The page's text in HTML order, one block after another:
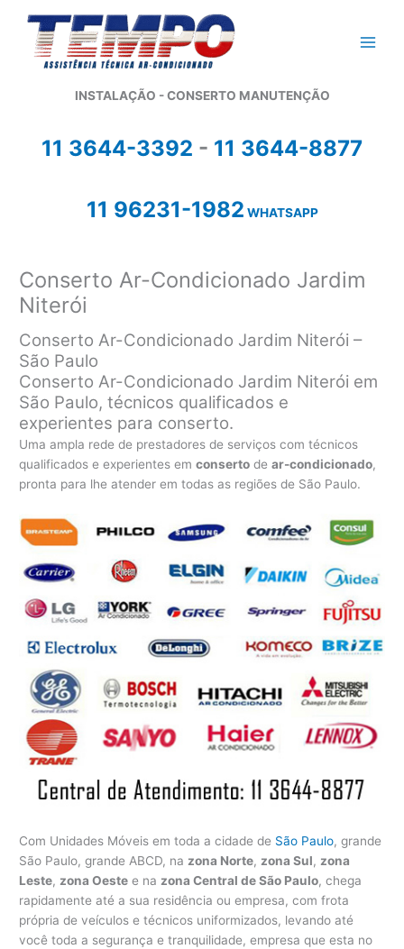
conteúdo
INSTALAÇÃO - CONSERTO MANUTENÇÃO
11 3644-3392 - 11 3644-8877
11 96231-1982 WHATSAPP
Conserto Ar-Condicionado Jardim
Niterói
Conserto Ar-Condicionado Jardim Niterói –
São Paulo
Conserto Ar-Condicionado Jardim Niterói em
São Paulo, técnicos qualificados e
experientes para conserto.
Uma ampla rede de prestadores de serviços com técnicos
qualificados e experientes emconserto dear-condicionado,
pronta para lhe atender em todas as regiões de São Paulo.
Com Unidades Móveis em toda a cidade de São Paulo, grande
São Paulo, grande ABCD, na zona Norte, zona Sul, zona
Leste, zona Oeste e na zona Central de São Paulo, chega
rapidamente até a sua residência ou empresa, com frota
própria de veículos e técnicos uniformizados, levando até
você toda a segurança e tranquilidade, empresa que esta no